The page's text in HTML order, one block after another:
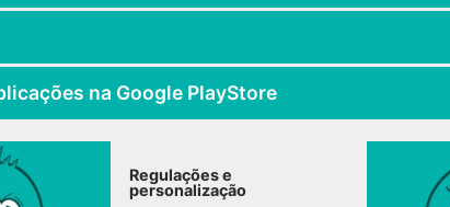
na Google PlayStore
Regulações e
personalização